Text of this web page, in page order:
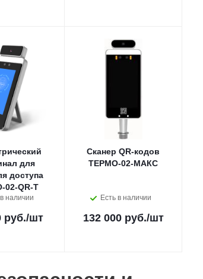
для
доступа
02-QR-T
наличии
руб./шт
Сканер QR-кодов
ТЕРМО-02-МАКС
Есть в наличии
132 000 руб./шт